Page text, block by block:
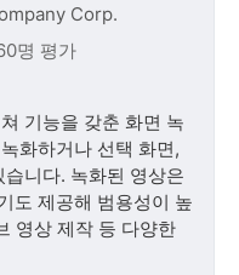
Corp.
명 평가
기능을 갖춘 화면 녹
화하거나 선택 화면,
니다. 녹화된 영상은
도 제공해 범용성이 높
영상 제작 등 다양한